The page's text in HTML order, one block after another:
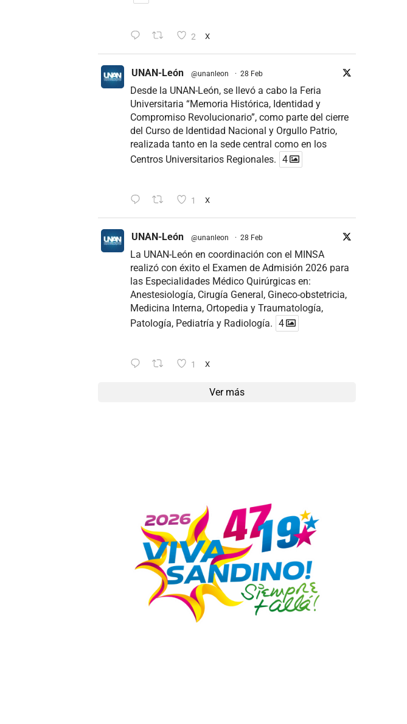
2 X
UNAN-León @unanleon · 28 Feb
Desde la UNAN-León, se llevó a cabo la Feria
Universitaria “Memoria Histórica, Identidad y
Compromiso Revolucionario”, como parte del cierre
del Curso de Identidad Nacional y Orgullo Patrio,
realizada tanto en la sede central como en los
Centros Universitarios Regionales. 4
1 X
UNAN-León @unanleon · 28 Feb
La UNAN-León en coordinación con el MINSA
realizó con éxito el Examen de Admisión 2026 para
las Especialidades Médico Quirúrgicas en:
Anestesiología, Cirugía General, Gineco-obstetricia,
Medicina Interna, Ortopedia y Traumatología,
Patología, Pediatría y Radiología. 4
1 X
Ver más